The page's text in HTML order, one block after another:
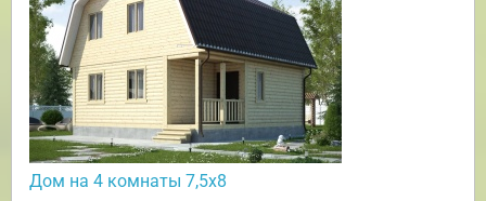
Дом на 4 комнаты 7,5х8